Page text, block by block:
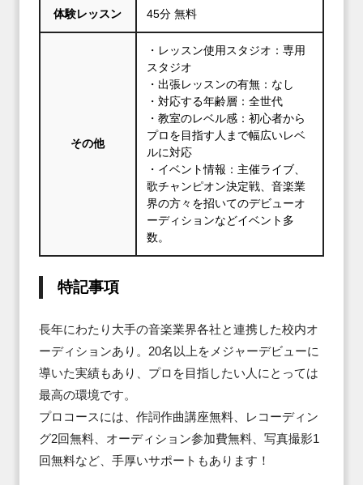
体験レッスン 45分 無料
その他
・レッスン使用スタジオ：専用
スタジオ
・出張レッスンの有無：なし
・対応する年齢層：全世代
・教室のレベル感：初心者から
プロを目指す人まで幅広いレベ
ルに対応
・イベント情報：主催ライブ、
歌チャンピオン決定戦、音楽業
界の方々を招いてのデビューオ
ーディションなどイベント多
数。
特記事項
長年にわたり大手の音楽業界各社と連携した校内オ
ーディションあり。20名以上をメジャーデビューに
導いた実績もあり、プロを目指したい人にとっては
最高の環境です。
プロコースには、作詞作曲講座無料、レコーディン
グ2回無料、オーディション参加費無料、写真撮影1
回無料など、手厚いサポートもあります！